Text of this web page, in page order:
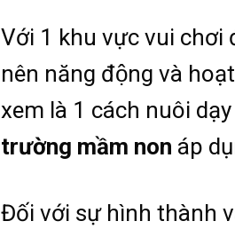
Với 1 khu vực vui chơi
nên năng động và
xem là 1 cách nuôi
trường mầm non áp
Đối với sự hình thành